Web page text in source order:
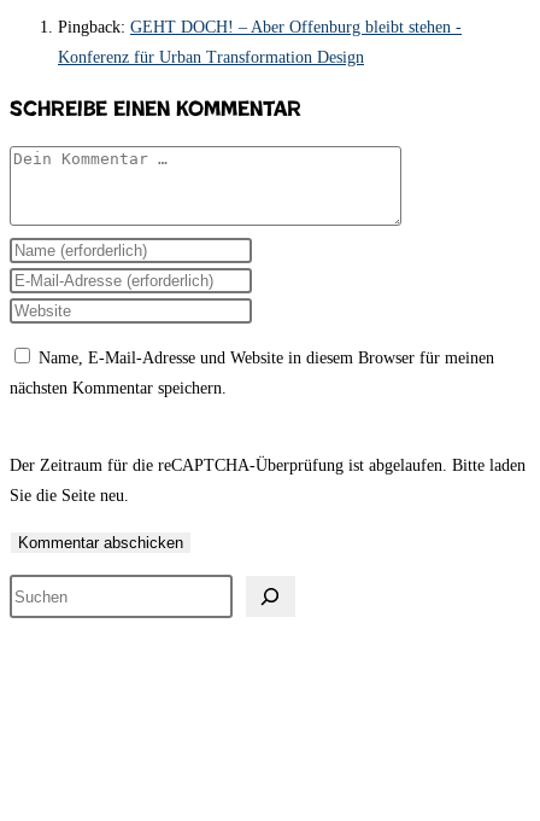
Pingback: GEHT DOCH! – Aber Offenburg bleibt stehen -
Konferenz für Urban Transformation Design
Schreibe einen Kommentar
Kommentar
Gib
deinen
Namen
Benutzernamen
ein
Gib
deine
Kommentieren
ein
Gib
(optional)
Name, E-Mail-Adresse und Website in diesem Browser für meinen
nächsten Kommentar speichern.
Der Zeitraum für die reCAPTCHA-Überprüfung ist abgelaufen. Bitte laden
Sie die Seite neu.
Suchen